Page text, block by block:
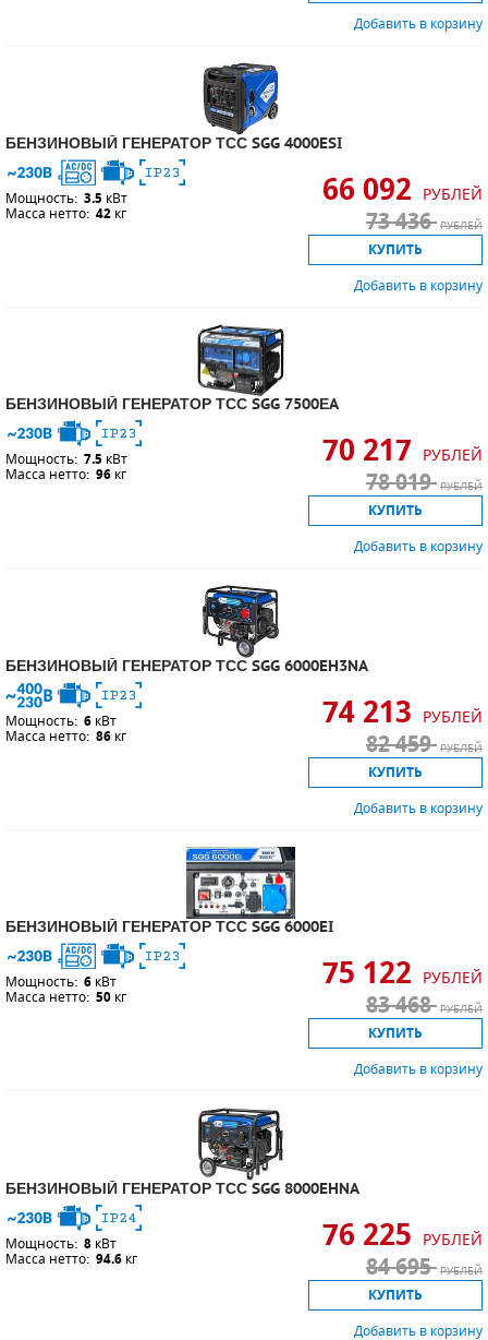
Добавить в корзину
БЕНЗИНОВЫЙ ГЕНЕРАТОР ТСС SGG 4000ESI
Мощность: 3.5 кВт
Масса нетто: 42 кг
66 092 РУБЛЕЙ
73 436 РУБЛЕЙ
КУПИТЬ
Добавить в корзину
БЕНЗИНОВЫЙ ГЕНЕРАТОР ТСС SGG 7500ЕA
Мощность: 7.5 кВт
Масса нетто: 96 кг
70 217 РУБЛЕЙ
78 019 РУБЛЕЙ
КУПИТЬ
Добавить в корзину
БЕНЗИНОВЫЙ ГЕНЕРАТОР ТСС SGG 6000EH3NA
Мощность: 6 кВт
Масса нетто: 86 кг
74 213 РУБЛЕЙ
82 459 РУБЛЕЙ
КУПИТЬ
Добавить в корзину
БЕНЗИНОВЫЙ ГЕНЕРАТОР ТСС SGG 6000EI
Мощность: 6 кВт
Масса нетто: 50 кг
75 122 РУБЛЕЙ
83 468 РУБЛЕЙ
КУПИТЬ
Добавить в корзину
БЕНЗИНОВЫЙ ГЕНЕРАТОР ТСС SGG 8000EHNA
Мощность: 8 кВт
Масса нетто: 94.6 кг
76 225 РУБЛЕЙ
84 695 РУБЛЕЙ
КУПИТЬ
Добавить в корзину